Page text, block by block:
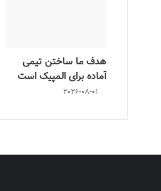
هدف ما ساختن تیمی
آماده برای المپیک است
2026-08-01